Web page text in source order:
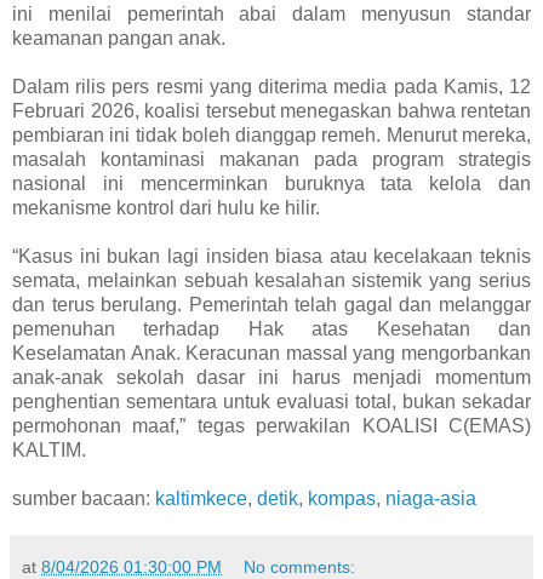
ini menilai pemerintah abai dalam menyusun standar
keamanan pangan anak.
Dalam rilis pers resmi yang diterima media pada Kamis, 12
Februari 2026, koalisi tersebut menegaskan bahwa rentetan
pembiaran ini tidak boleh dianggap remeh. Menurut mereka,
masalah kontaminasi makanan pada program strategis
nasional ini mencerminkan buruknya tata kelola dan
mekanisme kontrol dari hulu ke hilir.
“Kasus ini bukan lagi insiden biasa atau kecelakaan teknis
semata, melainkan sebuah kesalahan sistemik yang serius
dan terus berulang. Pemerintah telah gagal dan melanggar
pemenuhan terhadap Hak atas Kesehatan dan
Keselamatan Anak. Keracunan massal yang mengorbankan
anak-anak sekolah dasar ini harus menjadi momentum
penghentian sementara untuk evaluasi total, bukan sekadar
permohonan maaf,” tegas perwakilan KOALISI C(EMAS)
KALTIM.
sumber bacaan: kaltimkece, detik, kompas, niaga-asia
at 8/04/2026 01:30:00 PM No comments: